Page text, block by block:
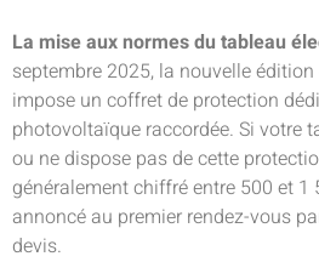
La mise aux normes du tableau
septembre 2025, la nouvelle
impose un coffret de protection
photovoltaïque raccordée. Si votre
ou ne dispose pas de cette
généralement chiffré entre 500 et 1
annoncé au premier rendez-vous
devis.